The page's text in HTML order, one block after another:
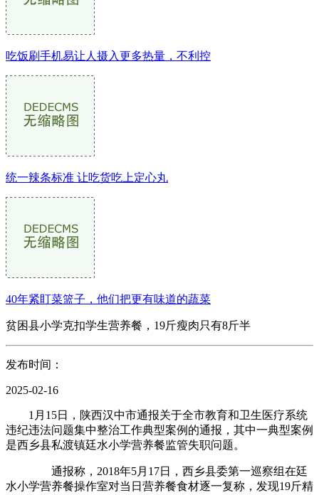
吃饭刷手机易让人摄入更多热量，不利控
统一辣条标准 让吃货吃上定心丸
40年紧盯菜篮子，他们把更有味道的蔬菜
贫困县小学克扣学生营养餐，19斤瘦肉只有8斤半
发布时间：
2025-02-16
1月15日，陕西汉中市通报关于全市教育和卫生医疗系统
违纪违法问题集中整治工作典型案例的通报，其中一典型案例
是西乡县私渡镇廷水小学营养餐监管失职问题。
通报称，2018年5月17日，西乡县委第一巡察组在廷
水小学营养餐操作室对当日营养餐食材逐一复称，发现19斤精